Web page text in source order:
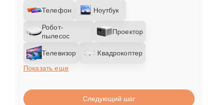
Телефон Ноутбук
Робот-
пылесос
Проектор
Телевизор
Квадрокоптер
Показать еще
Следующий шаг